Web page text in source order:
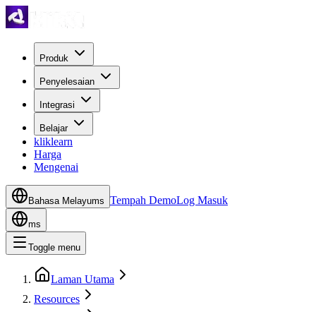
Produk
Penyelesaian
Integrasi
Belajar
kliklearn
Harga
Mengenai
Bahasa Melayums Tempah DemoLog Masuk
ms
Toggle menu
Laman Utama
Resources